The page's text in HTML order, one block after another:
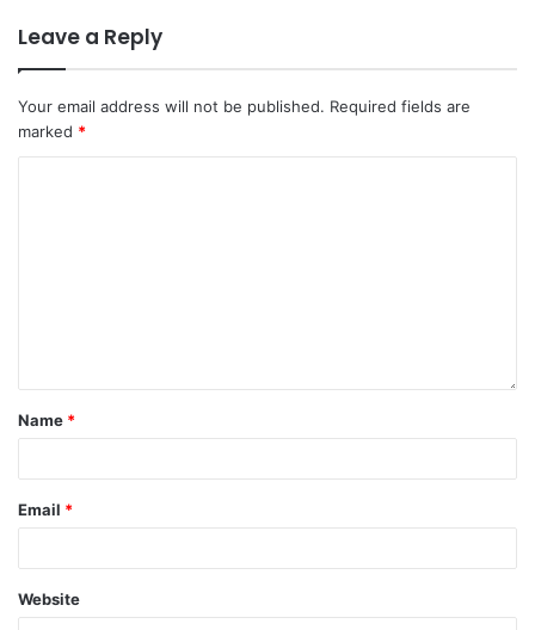
Leave a Reply
Your email address will not be published. Required fields are
marked *
Name *
Email *
Website